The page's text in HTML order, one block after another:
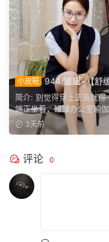
小皮鞋 944/罐罐~【舒
骨】谁说正装不方便舒
体，干练得体的职场装束
瑜伽完全不受影响。
简介: 别觉得穿上正装就得
端正坐着，罐罐办公室瑜
来啦。就算一身正装，...
3天前
评论 0